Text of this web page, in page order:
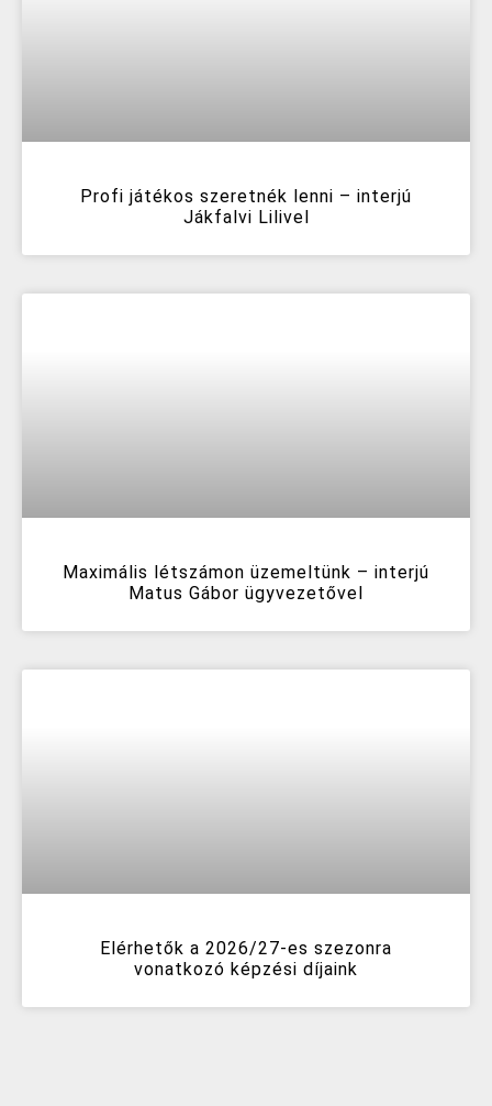
Profi játékos szeretnék lenni – interjú
Jákfalvi Lilivel
Maximális létszámon üzemeltünk – interjú
Matus Gábor ügyvezetővel
Elérhetők a 2026/27-es szezonra
vonatkozó képzési díjaink